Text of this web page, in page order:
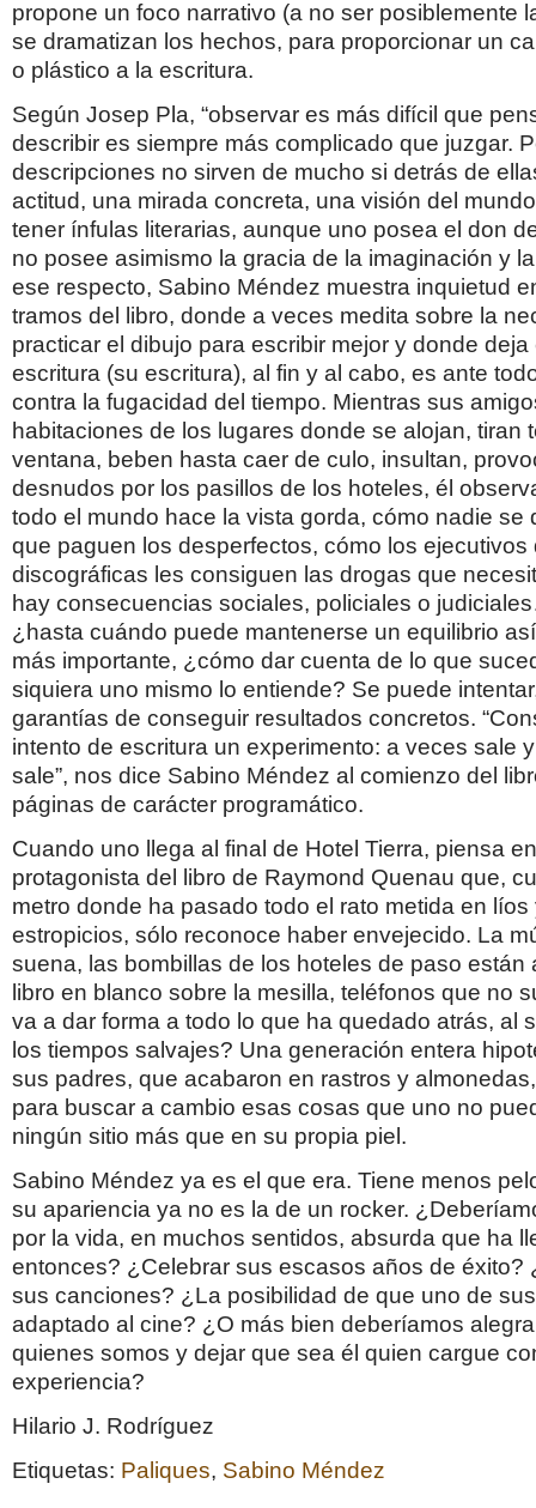
propone un foco narrativo (a no ser posiblemente
se dramatizan los hechos, para proporcionar un
o plástico a la escritura.
Según Josep Pla, “observar es más difícil que
describir es siempre más complicado que juzgar.
descripciones no sirven de mucho si detrás de
actitud, una mirada concreta, una visión del
tener ínfulas literarias, aunque uno posea el don
no posee asimismo la gracia de la imaginación y
ese respecto, Sabino Méndez muestra inquietud
tramos del libro, donde a veces medita sobre la
practicar el dibujo para escribir mejor y donde
escritura (su escritura), al fin y al cabo, es ante
contra la fugacidad del tiempo. Mientras sus
habitaciones de los lugares donde se alojan, tiran
ventana, beben hasta caer de culo, insultan,
desnudos por los pasillos de los hoteles, él
todo el mundo hace la vista gorda, cómo nadie se
que paguen los desperfectos, cómo los ejecutivos
discográficas les consiguen las drogas que
hay consecuencias sociales, policiales o
¿hasta cuándo puede mantenerse un equilibrio
más importante, ¿cómo dar cuenta de lo que
siquiera uno mismo lo entiende? Se puede
garantías de conseguir resultados concretos.
intento de escritura un experimento: a veces sale
sale”, nos dice Sabino Méndez al comienzo del
páginas de carácter programático.
Cuando uno llega al final de Hotel Tierra, piensa
protagonista del libro de Raymond Quenau que,
metro donde ha pasado todo el rato metida en
estropicios, sólo reconoce haber envejecido. La
suena, las bombillas de los hoteles de paso están
libro en blanco sobre la mesilla, teléfonos que no
va a dar forma a todo lo que ha quedado atrás, al
los tiempos salvajes? Una generación entera
sus padres, que acabaron en rastros y
para buscar a cambio esas cosas que uno no
ningún sitio más que en su propia piel.
Sabino Méndez ya es el que era. Tiene menos
su apariencia ya no es la de un rocker.
por la vida, en muchos sentidos, absurda que ha
entonces? ¿Celebrar sus escasos años de éxito?
sus canciones? ¿La posibilidad de que uno de
adaptado al cine? ¿O más bien deberíamos
quienes somos y dejar que sea él quien cargue
experiencia?
Hilario J. Rodríguez
Etiquetas: Paliques, Sabino Méndez